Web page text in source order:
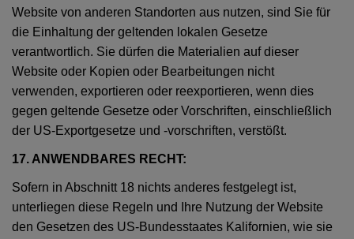
Website von anderen Standorten aus nutzen, sind Sie für
die Einhaltung der geltenden lokalen Gesetze
verantwortlich. Sie dürfen die Materialien auf dieser
Website oder Kopien oder Bearbeitungen nicht
verwenden, exportieren oder reexportieren, wenn dies
gegen geltende Gesetze oder Vorschriften, einschließlich
der US-Exportgesetze und -vorschriften, verstößt.
17. ANWENDBARES RECHT:
Sofern in Abschnitt 18 nichts anderes festgelegt ist,
unterliegen diese Regeln und Ihre Nutzung der Website
den Gesetzen des US-Bundesstaates Kalifornien, wie sie